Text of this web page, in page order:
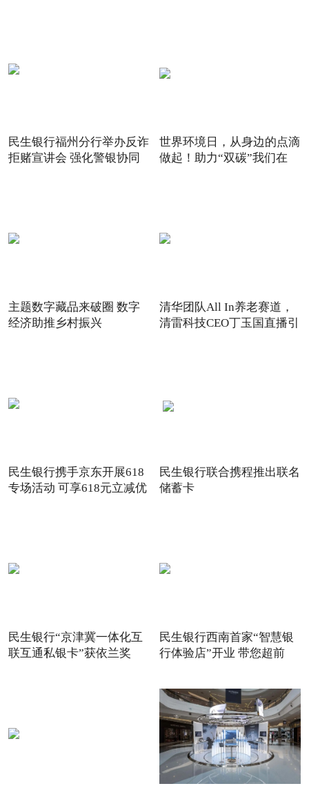
民生银行福州分行举办反诈
拒赌宣讲会 强化警银协同
世界环境日，从身边的点滴
做起！助力“双碳”我们在
主题数字藏品来破圈 数字
经济助推乡村振兴
清华团队All In养老赛道，
清雷科技CEO丁玉国直播引
民生银行携手京东开展618
专场活动 可享618元立减优
民生银行联合携程推出联名
储蓄卡
民生银行“京津冀一体化互
联互通私银卡”获依兰奖
民生银行西南首家“智慧银
行体验店”开业 带您超前